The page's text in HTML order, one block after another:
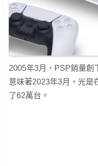
2005年3月，PSP銷量創
意味著2023年3月，光是
了62萬台。